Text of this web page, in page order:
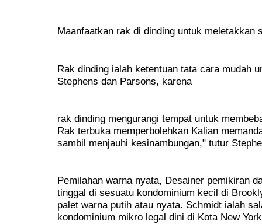
Maanfaatkan rak di dinding untuk meletakkan
Rak dinding ialah ketentuan tata cara mudah
Stephens dan Parsons, karena
rak dinding mengurangi tempat untuk
Rak terbuka memperbolehkan Kalian
sambil menjauhi kesinambungan," tutur
Pemilahan warna nyata, Desainer pemikiran
tinggal di sesuatu kondominium kecil di
palet warna putih atau nyata. Schmidt ialah
kondominium mikro legal dini di Kota New